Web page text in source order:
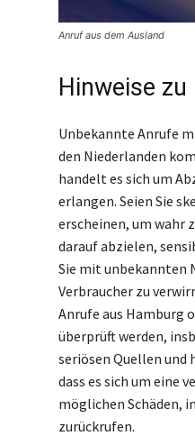
Anruf aus dem Ausland
Hinweise
Unbekannte Anrufe
den Niederlanden
handelt es sich um
erlangen. Seien Sie
erscheinen, um wahr
darauf abzielen,
Sie mit unbekannten
Verbraucher zu
Anrufe aus Hamburg
überprüft werden,
seriösen Quellen
dass es sich um eine
möglichen Schäden,
zurückrufen.